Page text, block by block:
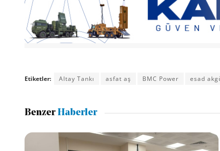
Etiketler: Altay Tankı asfat aş BMC Power esad
BenzerHaberler